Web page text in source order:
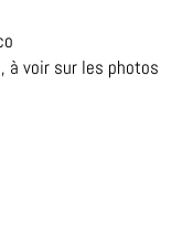
à voir sur les photos